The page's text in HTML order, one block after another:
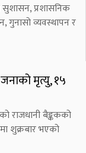
प्रशासनिक
व्यवस्थापन र
मृत्यु, १५
राजधानी बैङ्ककको
शुक्रबार भएको